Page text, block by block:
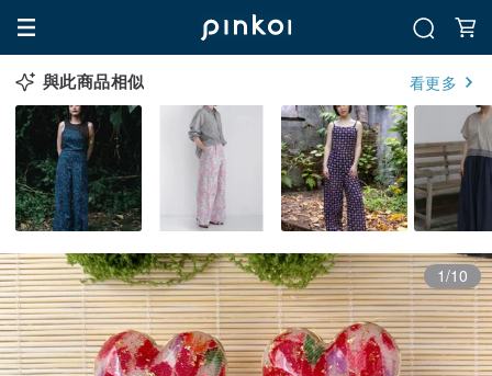
與此商品相似 看更多
1/10